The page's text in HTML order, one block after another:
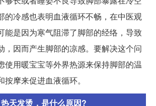
的冷感也表明血液循环不畅，在中医观
能是因为寒气阻滞了脚部的经络，导致
，因而产生脚部的凉感。要解决这个问
使用暖宝宝等外界热源来保持脚部的温
摩来促进血液循环。
天发烫，是什么原因?